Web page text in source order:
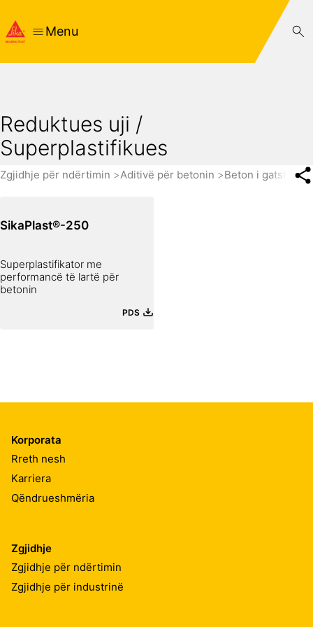
Menu
Reduktues uji /
Superplastifikues
Zgjidhje për ndërtimin Aditivë për betonin Beton i gatshëm
SikaPlast®-250
Superplastifikator me
performancë të lartë për
betonin
PDS
Korporata
Rreth nesh
Karriera
Qëndrueshmëria
Zgjidhje
Zgjidhje për ndërtimin
Zgjidhje për industrinë